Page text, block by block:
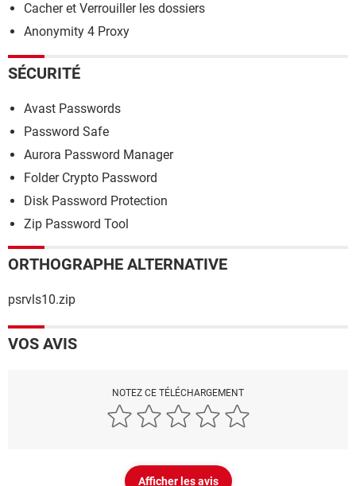
Cacher et Verrouiller les dossiers
Anonymity 4 Proxy
SÉCURITÉ
Avast Passwords
Password Safe
Aurora Password Manager
Folder Crypto Password
Disk Password Protection
Zip Password Tool
ORTHOGRAPHE ALTERNATIVE
psrvls10.zip
VOS AVIS
NOTEZ CE TÉLÉCHARGEMENT
Afficher les avis